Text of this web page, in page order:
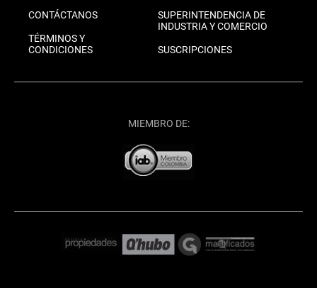
CONTÁCTANOS
TÉRMINOS Y
CONDICIONES
SUPERINTENDENCIA DE
INDUSTRIA Y COMERCIO
SUSCRIPCIONES
MIEMBRO DE: